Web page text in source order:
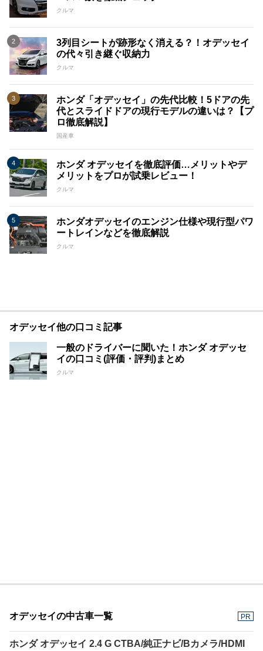
クルマ
3列目シートが跡形なく消える？！オデッセイ
の代々引き継ぐ収納力
クルマ
ホンダ「オデッセイ」の先代比較！5ドアの先
代とスライドドアの現行モデルの違いは？【プ
ロ徹底解説】
国産車
ホンダ オデッセイを徹底評価…メリットやデ
メリットをプロが試乗レビュー！
クルマ
ホンダオデッセイのエンジン仕様や現行型パワ
ートレインなどを徹底解説
クルマ
オデッセイ他の口コミ記事
一般のドライバーに聞いた！ホンダ オデッセ
イの口コミ(評価・評判)まとめ
クルマ
オデッセイの中古車一覧 PR
ホンダ オデッセイ 2.4 G CTBA/純正ナビ/Bカメラ/HDMI